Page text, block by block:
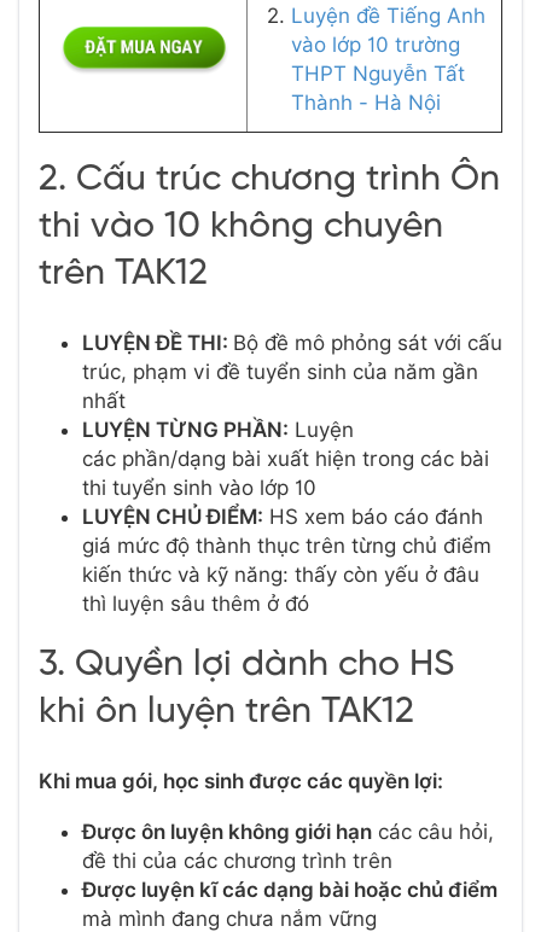
Luyện đề Tiếng Anh
vào lớp 10 trường
THPT Nguyễn Tất
Thành - Hà Nội
2. Cấu trúc chương trình Ôn
thi vào 10 không chuyên
trên TAK12
LUYỆN ĐỀ THI: Bộ đề mô phỏng sát với cấu
trúc, phạm vi đề tuyển sinh của năm gần
nhất
LUYỆN TỪNG PHẦN: Luyện
các phần/dạng bài xuất hiện trong các bài
thi tuyển sinh vào lớp 10
LUYỆN CHỦ ĐIỂM: HS xem báo cáo đánh
giá mức độ thành thục trên từng chủ điểm
kiến thức và kỹ năng: thấy còn yếu ở đâu
thì luyện sâu thêm ở đó
3. Quyền lợi dành cho HS
khi ôn luyện trên TAK12
Khi mua gói, học sinh được các quyền lợi:
Được ôn luyện không giới hạn các câu hỏi,
đề thi của các chương trình trên
Được luyện kĩ các dạng bài hoặc chủ điểm
mà mình đang chưa nắm vững